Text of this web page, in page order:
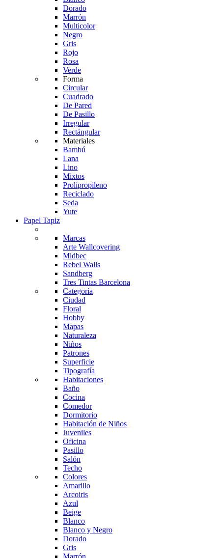
Dorado
Marrón
Multicolor
Negro
Gris
Rojo
Rosa
Verde
Forma
Circular
Cuadrado
De Pared
De Pasillo
Irregular
Rectángular
Materiales
Bambú
Lana
Lino
Mixtos
Prolipropileno
Reciclado
Seda
Yute
Papel Tapiz
Marcas
Arte Wallcovering
Midbec
Rebel Walls
Sandberg
Tres Tintas Barcelona
Categoría
Ciudad
Floral
Hobby
Mapas
Naturaleza
Niños
Patrones
Superficie
Tipografía
Habitaciones
Baño
Cocina
Comedor
Dormitorio
Habitación de Niños
Juveniles
Oficina
Pasillo
Salón
Techo
Colores
Amarillo
Arcoiris
Azul
Beige
Blanco
Blanco y Negro
Dorado
Gris
Marrón